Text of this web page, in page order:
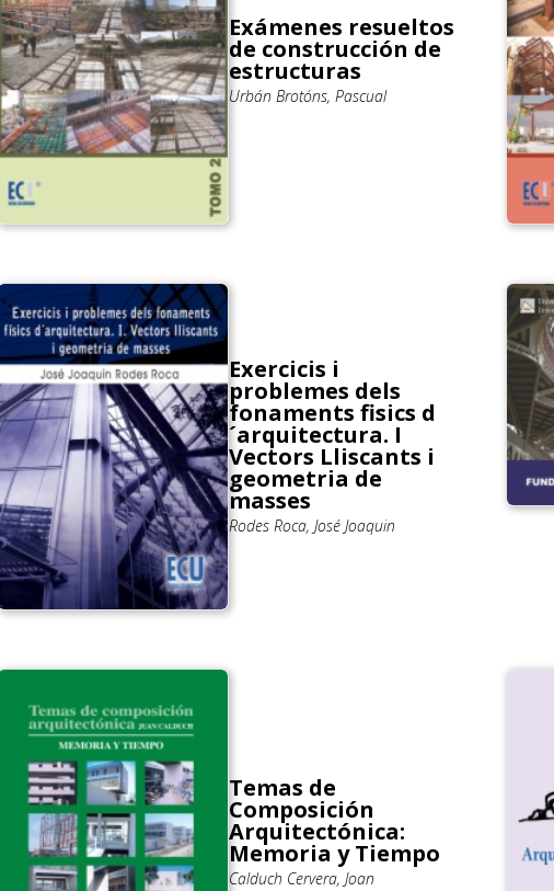
Exámenes resueltos
de construcción de
estructuras
Urbán Brotóns, Pascual
Exercicis i
problemes dels
fonaments fisics d
´arquitectura. I
Vectors Lliscants i
geometria de
masses
Rodes Roca, José Joaquin
Temas de
Composición
Arquitectónica:
Memoria y Tiempo
Calduch Cervera, Joan